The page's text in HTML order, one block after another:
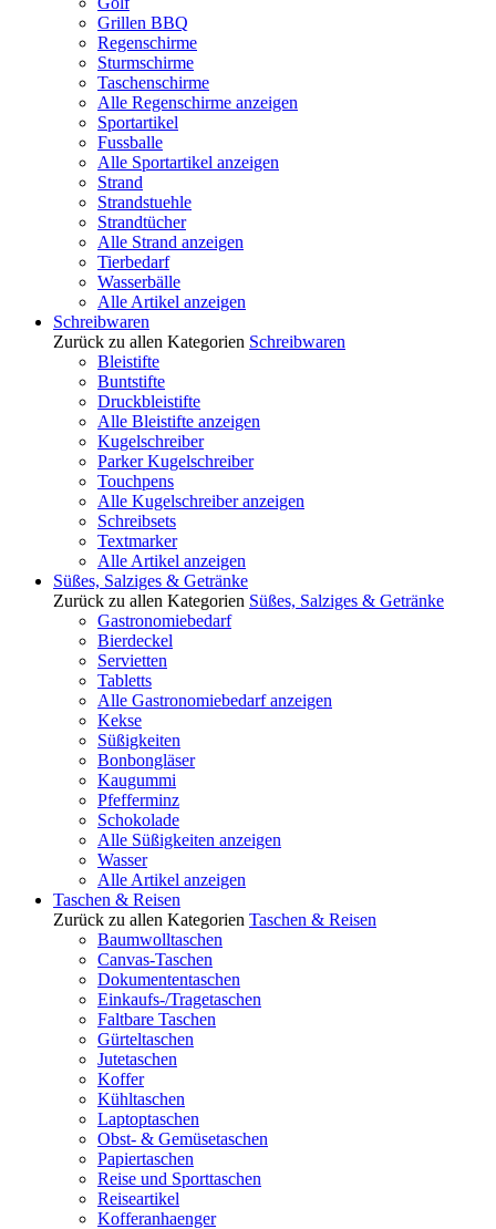
Grillen BBQ
Regenschirme
Sturmschirme
Taschenschirme
Alle Regenschirme anzeigen
Sportartikel
Fussballe
Alle Sportartikel anzeigen
Strand
Strandstuehle
Strandtücher
Alle Strand anzeigen
Tierbedarf
Wasserbälle
Alle Artikel anzeigen
Schreibwaren
Zurück zu allen Kategorien Schreibwaren
Bleistifte
Buntstifte
Druckbleistifte
Alle Bleistifte anzeigen
Kugelschreiber
Parker Kugelschreiber
Touchpens
Alle Kugelschreiber anzeigen
Schreibsets
Textmarker
Alle Artikel anzeigen
Süßes, Salziges & Getränke
Zurück zu allen Kategorien Süßes, Salziges & Getränke
Gastronomiebedarf
Bierdeckel
Servietten
Tabletts
Alle Gastronomiebedarf anzeigen
Kekse
Süßigkeiten
Bonbongläser
Kaugummi
Pfefferminz
Schokolade
Alle Süßigkeiten anzeigen
Wasser
Alle Artikel anzeigen
Taschen & Reisen
Zurück zu allen Kategorien Taschen & Reisen
Baumwolltaschen
Canvas-Taschen
Dokumententaschen
Einkaufs-/Tragetaschen
Faltbare Taschen
Gürteltaschen
Jutetaschen
Koffer
Kühltaschen
Laptoptaschen
Obst- & Gemüsetaschen
Papiertaschen
Reise und Sporttaschen
Reiseartikel
Kofferanhaenger